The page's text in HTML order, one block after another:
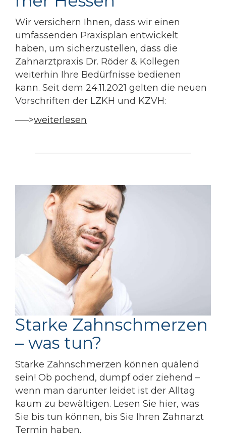
Wir versichern Ihnen, dass wir einen
umfassenden Praxisplan entwickelt
haben, um sicherzustellen, dass die
Zahnarztpraxis Dr. Röder & Kollegen
weiterhin Ihre Bedürfnisse bedienen
kann. Seit dem 24.11.2021 gelten die neuen
Vorschriften der LZKH und KZVH:
—–>weiterlesen
Starke Zahnschmerzen
– was tun?
Starke Zahnschmerzen können quälend
sein! Ob pochend, dumpf oder ziehend –
wenn man darunter leidet ist der Alltag
kaum zu bewältigen. Lesen Sie hier, was
Sie bis tun können, bis Sie Ihren Zahnarzt
Termin haben.